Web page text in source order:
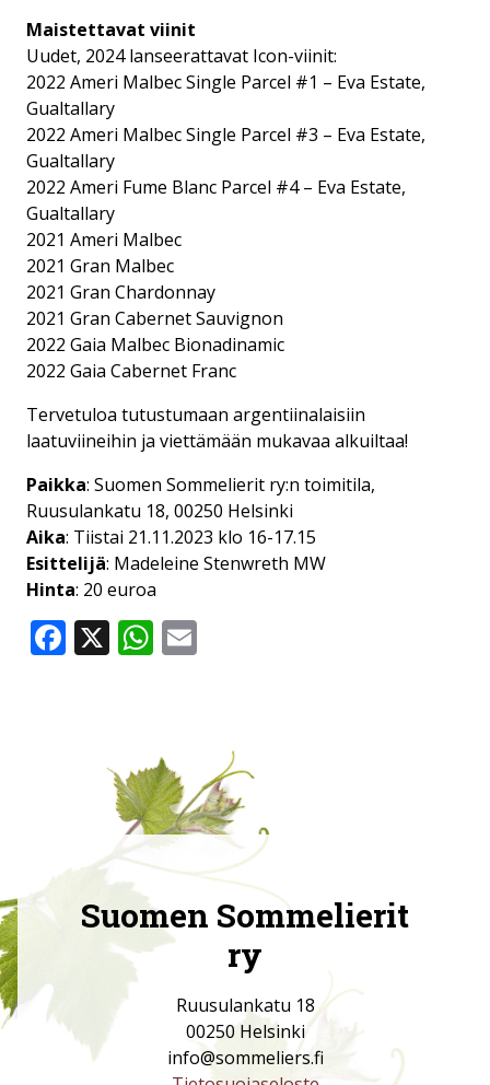
Maistettavat viinit
Uudet, 2024 lanseerattavat Icon-viinit:
2022 Ameri Malbec Single Parcel #1 – Eva Estate,
Gualtallary
2022 Ameri Malbec Single Parcel #3 – Eva Estate,
Gualtallary
2022 Ameri Fume Blanc Parcel #4 – Eva Estate,
Gualtallary
2021 Ameri Malbec
2021 Gran Malbec
2021 Gran Chardonnay
2021 Gran Cabernet Sauvignon
2022 Gaia Malbec Bionadinamic
2022 Gaia Cabernet Franc
Tervetuloa tutustumaan argentiinalaisiin
laatuviineihin ja viettämään mukavaa alkuiltaa!
Paikka: Suomen Sommelierit ry:n toimitila,
Ruusulankatu 18, 00250 Helsinki
Aika: Tiistai 21.11.2023 klo 16-17.15
Esittelijä: Madeleine Stenwreth MW
Hinta: 20 euroa
Facebook
X WhatsApp
Suomen Sommelierit
ry
Ruusulankatu 18
00250 Helsinki
info@sommeliers.fi